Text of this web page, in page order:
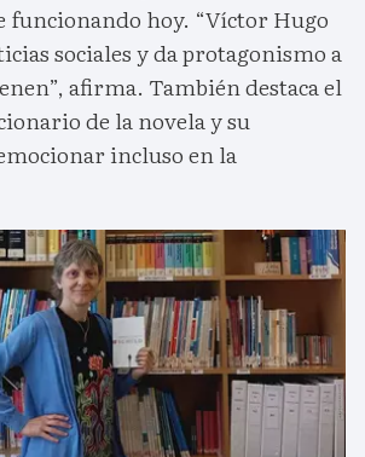
funcionando hoy. “Víctor Hugo
sociales y da protagonismo a
afirma. También destaca el
de la novela y su
incluso en la